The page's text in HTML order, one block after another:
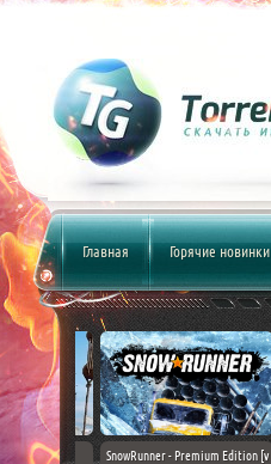
Главная Горячие новинки
Flag
SnowRunner - Premium Edition [v